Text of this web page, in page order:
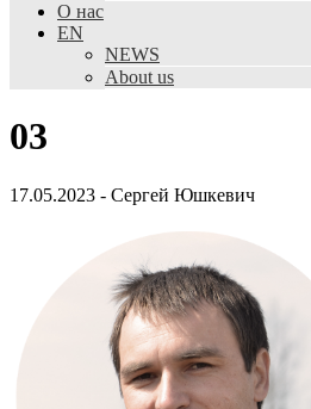
О нас
EN
NEWS
About us
03
17.05.2023 - Сергей Юшкевич